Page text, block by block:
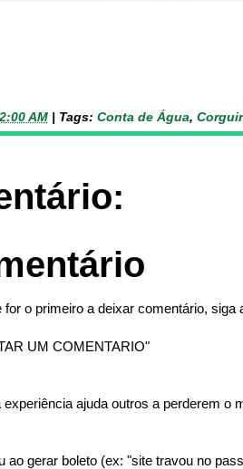
AM | Tags: Conta de Água,
o primeiro a deixar comentário,
UM COMENTARIO"
ajuda outros a perderem o
gerar boleto (ex: "site travou no